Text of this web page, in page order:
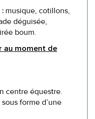
: musique, cotillons,
déguisée,
boum.
au moment de
centre équestre.
forme d’une